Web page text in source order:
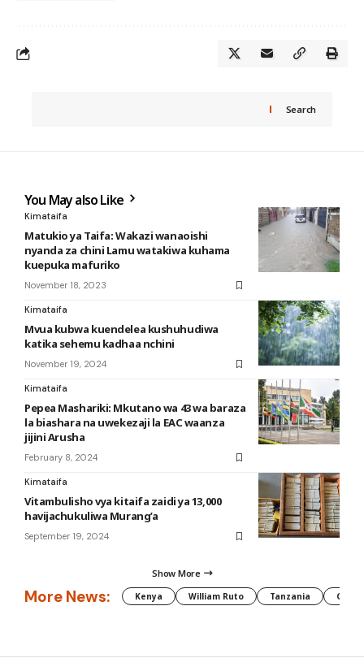
Search
You May also Like
Kimataifa
Matukio ya Taifa: Wakazi wanaoishi
nyanda za chini Lamu watakiwa kuhama
kuepuka mafuriko
November 18, 2023
Kimataifa
Mvua kubwa kuendelea kushuhudiwa
katika sehemu kadhaa nchini
November 19, 2024
Kimataifa
Pepea Mashariki: Mkutano wa 43 wa baraza
la biashara na uwekezaji la EAC waanza
jijini Arusha
February 8, 2024
Kimataifa
Vitambulisho vya kitaifa zaidi ya 13,000
havijachukuliwa Murang’a
September 19, 2024
Show More
More News: Kenya William Ruto Tanzania CAF